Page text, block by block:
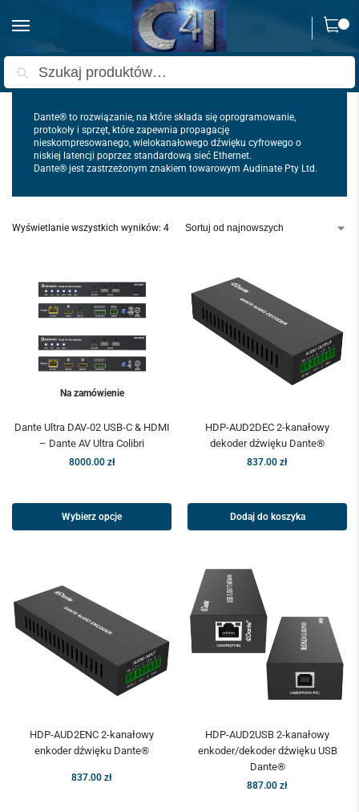
0
Strona główna Audio / Dante
Dante® to rozwiązanie, na które składa się oprogramowanie,
protokoły i sprzęt, które zapewnia propagację
nieskompresowanego, wielokanałowego dźwięku cyfrowego o
niskiej latencji poprzez standardową sieć Ethernet.
Dante® jest zastrzeżonym znakiem towarowym Audinate Pty Ltd.
Wyświetlanie wszystkich wyników: 4
Na zamówienie
Dante Ultra DAV-02 USB-C & HDMI
– Dante AV Ultra Colibri
8000.00 zł
Wybierz opcje
HDP-AUD2DEC 2-kanałowy
dekoder dźwięku Dante®
837.00 zł
Dodaj do koszyka
HDP-AUD2ENC 2-kanałowy
enkoder dźwięku Dante®
837.00 zł
HDP-AUD2USB 2-kanałowy
enkoder/dekoder dźwięku USB
Dante®
887.00 zł